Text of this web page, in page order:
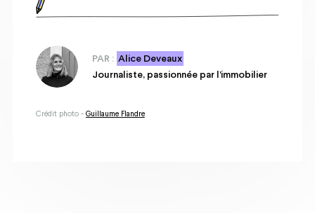
PAR : Alice Deveaux
Journaliste, passionnée par l'immobilier
Crédit photo - Guillaume Flandre